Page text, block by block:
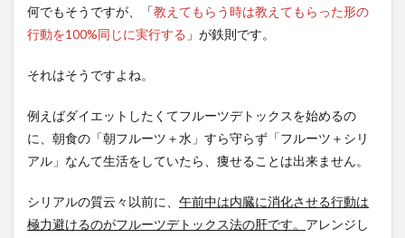
何でもそうですが、「教えてもらう時は教えてもらった形の
行動を100%同じに実行する 」が鉄則です。
それはそうですよね。
例えばダイエットしたくてフルーツデトックスを始めるの
に、朝食の「朝フルーツ＋水」すら守らず「フルーツ＋シリ
アル」なんて生活をしていたら、痩せることは出来ません。
シリアルの質云々以前に、 午前中は内臓に消化させる行動は
極力避けるのがフルーツデトックス法の肝です。 アレンジし